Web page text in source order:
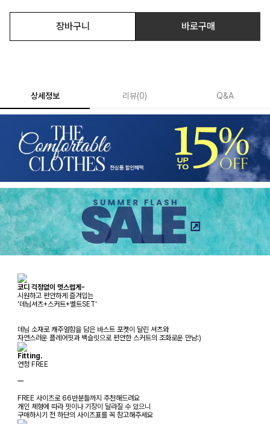
장바구니 바로구매
상세정보 리뷰(0) Q&A
코디 걱정없이 멋스럽게-
시원하고 편안하게 즐겨입는
'데님셔츠+스커트+벨트SET'
데님 소재로 캐주얼함을 담은 바스트 포켓이 달린 셔츠와
자연스러운 플레어핏과 백슬릿으로 편안한 스커트의 조화로운 만남:)
Fitting.
연청 FREE
ㅡ
FREE 사이즈로 66반분들까지 추천해드려요
개인 체형에 따라 핏이나 기장이 달라질 수 있으니
구매하시기 전 하단의 사이즈표를 꼭 참고해주세요